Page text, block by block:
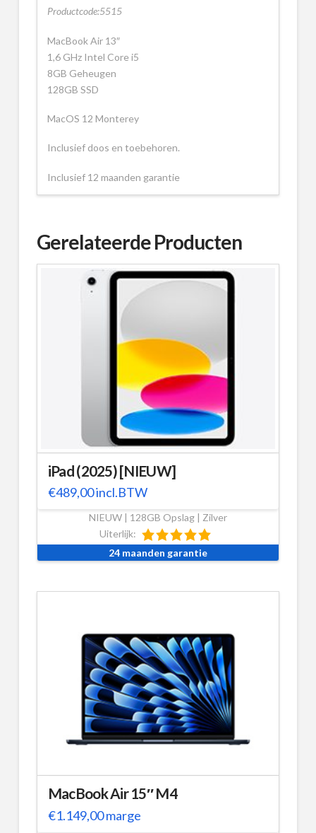
Productcode:5515
MacBook Air 13″
1,6 GHz Intel Core i5
8GB Geheugen
128GB SSD
MacOS 12 Monterey
Inclusief doos en toebehoren.
Inclusief 12 maanden garantie
Gerelateerde Producten
iPad (2025) [NIEUW]
€489,00incl.BTW
NIEUW | 128GB Opslag | Zilver
Uiterlijk:
24 maanden garantie
MacBook Air 15″ M4
€1.149,00marge